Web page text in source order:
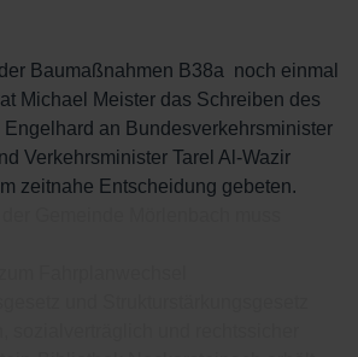
Baumaßnahmen B38a noch einmal
Michael Meister das Schreiben des
Engelhard an Bundesverkehrsminister
Verkehrsminister Tarel Al-Wazir
zeitnahe Entscheidung gebeten.